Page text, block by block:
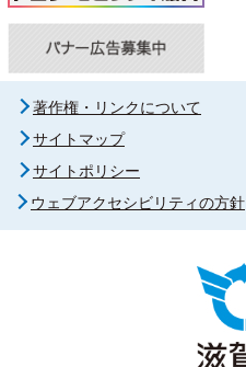
著作権・リンクについて
サイトマップ
サイトポリシー
ウェブアクセシビリティの方針